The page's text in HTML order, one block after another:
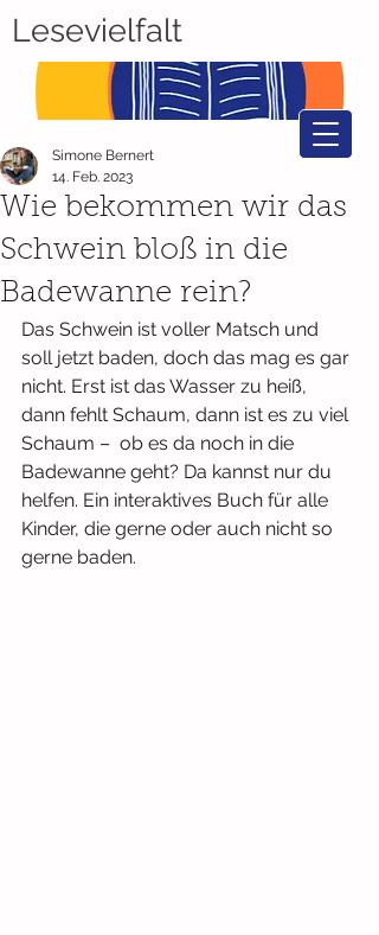
Lesevielfalt
Wie bekommen wir das
Schwein bloß in die
Badewanne rein?
Simone Bernert
14. Feb. 2023
Das Schwein ist voller Matsch und
soll jetzt baden, doch das mag es gar
nicht. Erst ist das Wasser zu heiß,
dann fehlt Schaum, dann ist es zu viel
Schaum –  ob es da noch in die
Badewanne geht? Da kannst nur du
helfen. Ein interaktives Buch für alle
Kinder, die gerne oder auch nicht so
gerne baden.